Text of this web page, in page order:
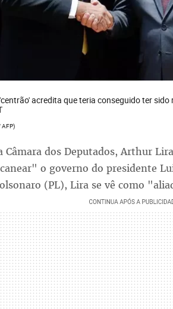
acredita que teria conseguido ter
AFP)
Câmara dos Deputados, Arthur
o governo do presidente
(PL), Lira se vê como